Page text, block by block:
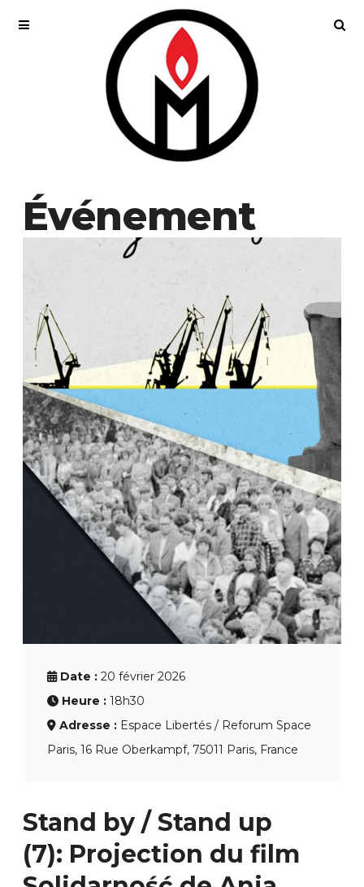
Événement
Date :20 février 2026
Heure :18h30
Adresse :Espace Libertés / Reforum Space
Paris, 16 Rue Oberkampf, 75011 Paris, France
Stand by / Stand up
(7): Projection du film